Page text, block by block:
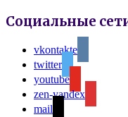
Социальные
vkontakte
twitter
youtube
zen-yandex
mail